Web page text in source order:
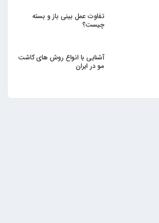
تفاوت عمل بینی باز و بسته
چیست؟
آشنایی با انواع روش های کاشت
مو در ایران